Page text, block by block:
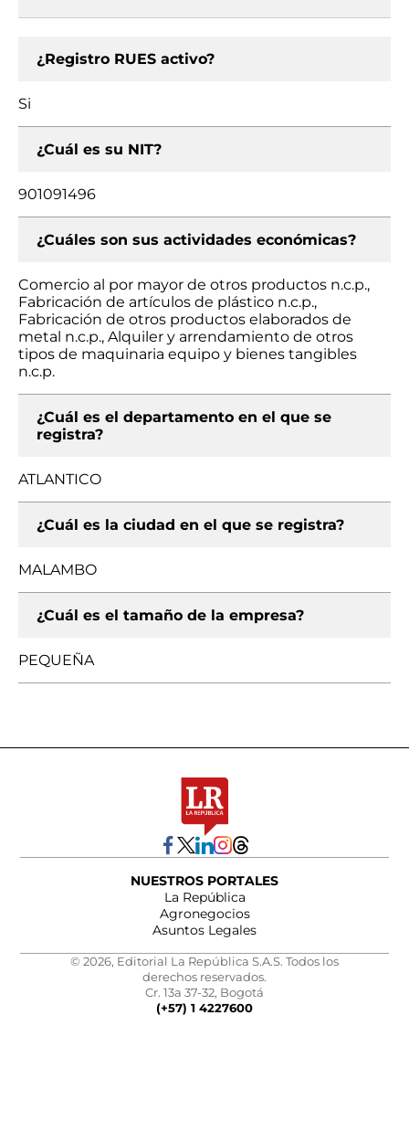
¿Registro RUES activo?
Si
¿Cuál es su NIT?
901091496
¿Cuáles son sus actividades económicas?
Comercio al por mayor de otros productos n.c.p.,
Fabricación de artículos de plástico n.c.p.,
Fabricación de otros productos elaborados de
metal n.c.p., Alquiler y arrendamiento de otros
tipos de maquinaria equipo y bienes tangibles
n.c.p.
¿Cuál es el departamento en el que se
registra?
ATLANTICO
¿Cuál es la ciudad en el que se registra?
MALAMBO
¿Cuál es el tamaño de la empresa?
PEQUEÑA
NUESTROS PORTALES
La República
Agronegocios
Asuntos Legales
© 2026, Editorial La República S.A.S. Todos los
derechos reservados.
Cr. 13a 37-32, Bogotá
(+57) 1 4227600